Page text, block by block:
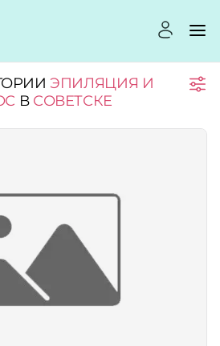
ЭПИЛЯЦИЯ И
В СОВЕТСКЕ